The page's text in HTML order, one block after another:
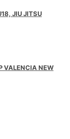
JIU JITSU
VALENCIA NEW